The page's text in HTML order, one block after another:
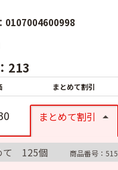
マルチオサエクイ
￥20
0107004600998
213
まとめて割引
まとめて割引
て 125個 商品番号：